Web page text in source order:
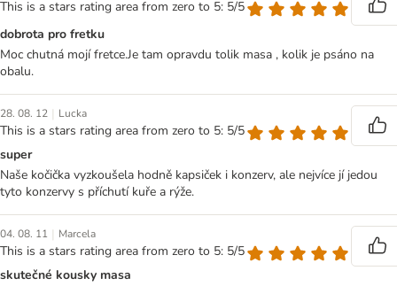
This is a stars rating area from zero to 5: 5/5
dobrota pro fretku
Moc chutná mojí fretce.Je tam opravdu tolik masa , kolik je psáno na
obalu.
28. 08. 12 | Lucka
This is a stars rating area from zero to 5: 5/5
super
Naše kočička vyzkoušela hodně kapsiček i konzerv, ale nejvíce jí jedou
tyto konzervy s příchutí kuře a rýže.
04. 08. 11 | Marcela
This is a stars rating area from zero to 5: 5/5
skutečné kousky masa